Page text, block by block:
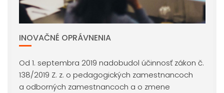
INOVAČNÉ OPRÁVNENIA
Od 1. septembra 2019 nadobudol účinnosť zákon č.
138/2019 Z. z. o pedagogických zamestnancoch
a odborných zamestnancoch a o zmene